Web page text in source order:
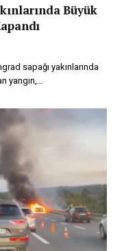
Büyük
sapağı yakınlarında
yangın,…